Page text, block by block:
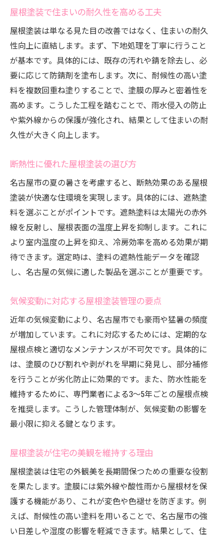
屋根塗装で住まいの耐久性を高める工夫
屋根塗装は単なる見た目の改善ではなく、住まいの耐久
性向上に直結します。まず、下地処理を丁寧に行うこと
が基本です。具体的には、既存の汚れや錆を除去し、必
要に応じて防錆剤を塗布します。次に、耐候性の高い塗
料を複数回重ね塗りすることで、塗膜の厚みと密着性を
高めます。こうした工程を踏むことで、雨水侵入の防止
や紫外線からの保護が強化され、結果として住まいの耐
久性が大きく向上します。
断熱性に優れた屋根塗装の選び方
名古屋市の夏の暑さを考慮すると、断熱効果のある屋根
塗装が快適な住環境を実現します。具体的には、遮熱塗
料を選ぶことがポイントです。遮熱塗料は太陽光の赤外
線を反射し、屋根表面の温度上昇を抑制します。これに
より室内温度の上昇を抑え、冷房効率を高める効果が期
待できます。選定時は、塗料の遮熱性能データを確認
し、名古屋の気候に適した製品を選ぶことが重要です。
気候変動に対応する屋根塗装管理の要点
近年の気候変動により、名古屋市でも豪雨や猛暑の頻度
が増加しています。これに対応するためには、定期的な
屋根点検と適切なメンテナンスが不可欠です。具体的に
は、塗膜のひび割れや剥がれを早期に発見し、部分補修
を行うことが劣化防止に効果的です。また、防水性能を
維持するために、専門業者による3〜5年ごとの屋根点検
を推奨します。こうした管理体制が、気候変動の影響を
最小限に抑える鍵となります。
屋根塗装が住宅の美観を維持する理由
屋根塗装は住宅の外観美を長期間保つための重要な役割
を果たします。塗膜には紫外線や酸性雨から屋根材を保
護する機能があり、これが変色や色褪せを防ぎます。例
えば、耐候性の高い塗料を用いることで、名古屋市の強
い日差しや湿度の影響を軽減できます。結果として、住